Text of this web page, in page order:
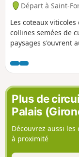
Départ à Saint-
Les coteaux
collines semées de
paysages s'ouvrent
découvrirez une tour
siècle mais dont les
probablement au
de Beaumont sert
Plus de
Palais
Découvrez aussi
à proximité